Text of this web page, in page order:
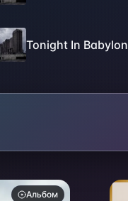
Tonight In Babylon
Альбом